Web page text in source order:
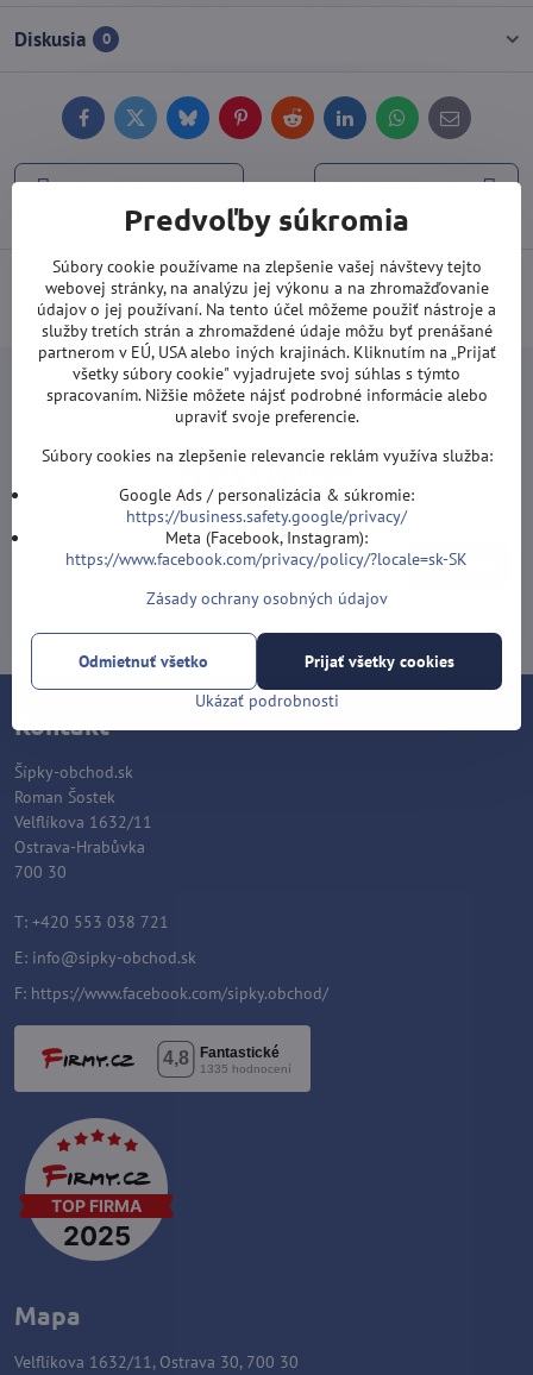
Diskusia 0
FacebookTwitterBlueskyPinterestReddit LinkedInWhatsApp
E-
mail
Predchádzajúci produkt Nasledujúci produkt
Doprava od 100 EUR ZDARMA(Platí pri platbe prevodom alebo
kartou).
Newsletter
Odoberať naše novinky:
Odoberať
Kontakt
Šípky-obchod.sk
Roman Šostek
Velflíkova 1632/11
Ostrava-Hrabůvka
700 30
T: +420 553 038 721
E: info@sipky-obchod.sk
F: https://www.facebook.com/sipky.obchod/
Mapa
Velflíkova 1632/11, Ostrava 30, 700 30
Predvoľby súkromia
Súbory cookie používame na zlepšenie vašej návštevy tejto
webovej stránky, na analýzu jej výkonu a na zhromažďovanie
údajov o jej používaní. Na tento účel môžeme použiť nástroje a
služby tretích strán a zhromaždené údaje môžu byť prenášané
partnerom v EÚ, USA alebo iných krajinách. Kliknutím na „Prijať
všetky súbory cookie" vyjadrujete svoj súhlas s týmto
spracovaním. Nižšie môžete nájsť podrobné informácie alebo
upraviť svoje preferencie.
Súbory cookies na zlepšenie relevancie reklám využíva služba:
Google Ads / personalizácia & súkromie:
https://business.safety.google/privacy/
Meta (Facebook, Instagram):
https://www.facebook.com/privacy/policy/?locale=sk-SK
Zásady ochrany osobných údajov
Ukázať podrobnosti
Prijať všetky cookies
Odmietnuť všetko